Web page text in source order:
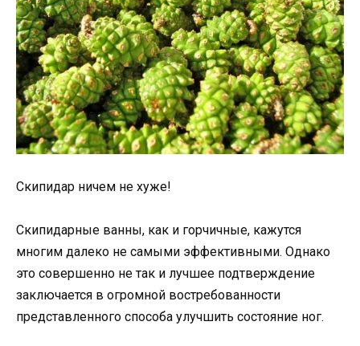
Скипидар ничем не хуже!
Скипидарные ванны, как и горчичные, кажутся
многим далеко не самыми эффективными. Однако
это совершенно не так и лучшее подтверждение
заключается в огромной востребованности
представленного способа улучшить состояние ног.